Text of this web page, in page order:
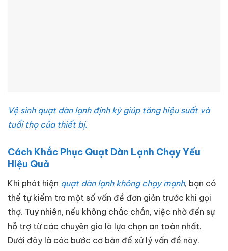
Vệ sinh quạt dàn lạnh định kỳ giúp tăng hiệu suất và
tuổi thọ của thiết bị.
Cách Khắc Phục Quạt Dàn Lạnh Chạy Yếu
Hiệu Quả
Khi phát hiện quạt dàn lạnh không chạy mạnh, bạn có
thể tự kiểm tra một số vấn đề đơn giản trước khi gọi
thợ. Tuy nhiên, nếu không chắc chắn, việc nhờ đến sự
hỗ trợ từ các chuyên gia là lựa chọn an toàn nhất.
Dưới đây là các bước cơ bản để xử lý vấn đề này.